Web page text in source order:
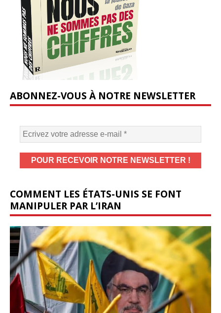
ABONNEZ-VOUS À NOTRE NEWSLETTER
COMMENT LES ÉTATS-UNIS SE FONT
MANIPULER PAR L’IRAN